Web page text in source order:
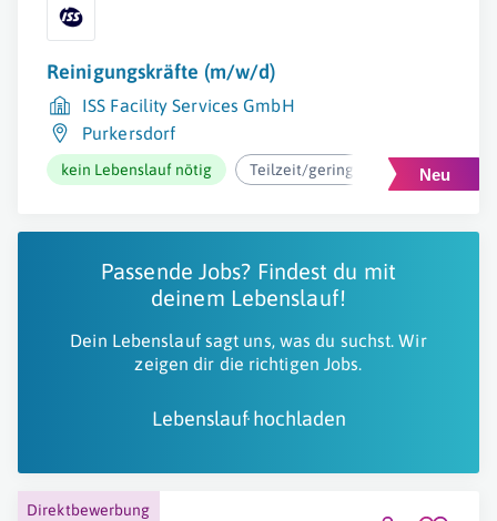
Reinigungskräfte (m/w/d)
ISS Facility Services GmbH
Purkersdorf
kein Lebenslauf nötig Teilzeit/geringfügig ab
Passende Jobs? Findest du mit
deinem Lebenslauf!
Dein Lebenslauf sagt uns, was du suchst. Wir
zeigen dir die richtigen Jobs.
Lebenslauf hochladen
Direktbewerbung